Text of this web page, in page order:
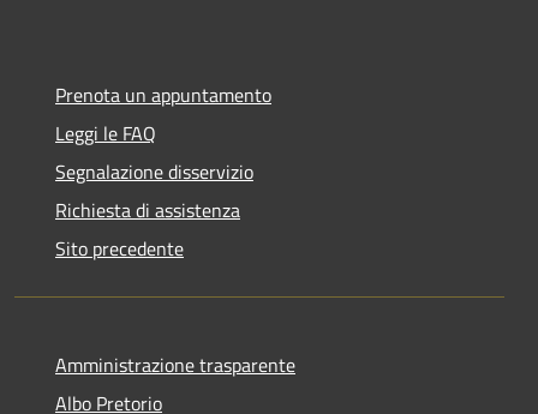
Prenota un appuntamento
Leggi le FAQ
Segnalazione disservizio
Richiesta di assistenza
Sito precedente
Amministrazione trasparente
Albo Pretorio